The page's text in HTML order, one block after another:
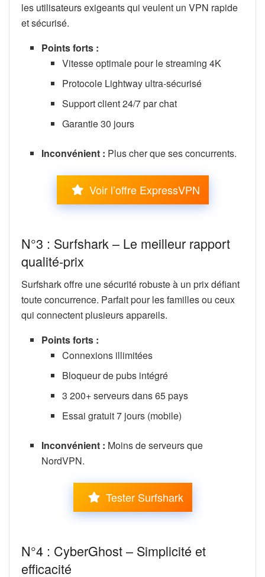
les utilisateurs exigeants qui veulent un VPN rapide
et sécurisé.
Points forts :
Vitesse optimale pour le streaming 4K
Protocole Lightway ultra-sécurisé
Support client 24/7 par chat
Garantie 30 jours
Inconvénient : Plus cher que ses concurrents.
Voir l’offre ExpressVPN
N°3 : Surfshark – Le meilleur rapport
qualité-prix
Surfshark offre une sécurité robuste à un prix défiant
toute concurrence. Parfait pour les familles ou ceux
qui connectent plusieurs appareils.
Points forts :
Connexions illimitées
Bloqueur de pubs intégré
3 200+ serveurs dans 65 pays
Essai gratuit 7 jours (mobile)
Inconvénient : Moins de serveurs que
NordVPN.
Tester Surfshark
N°4 : CyberGhost – Simplicité et
efficacité